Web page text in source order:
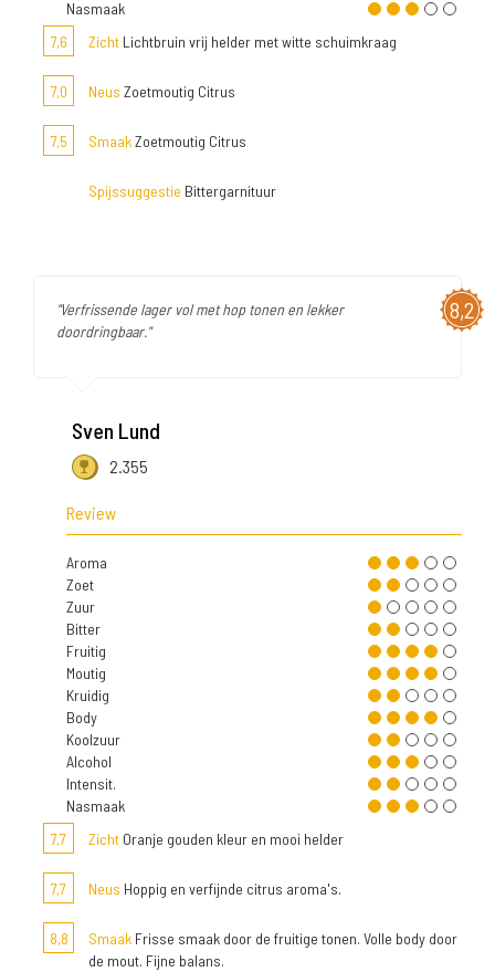
Nasmaak
7,6
Zicht Lichtbruin vrij helder met witte schuimkraag
7,0 Neus Zoetmoutig Citrus
7,5 SmaakZoetmoutig Citrus
Spijssuggestie Bittergarnituur
8,2
"Verfrissende lager vol met hop tonen en lekker
doordringbaar."
Sven Lund
2.355
Review
Aroma
Zoet
Zuur
Bitter
Fruitig
Moutig
Kruidig
Body
Koolzuur
Alcohol
Intensit.
Nasmaak
7,7
Zicht Oranje gouden kleur en mooi helder
7,7 Neus Hoppig en verfijnde citrus aroma's.
8,8 Smaak Frisse smaak door de fruitige tonen. Volle body door
de mout. Fijne balans.